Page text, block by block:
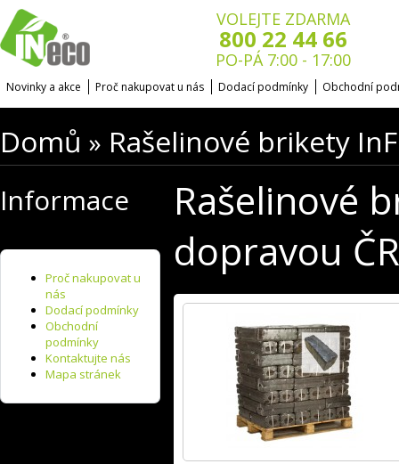
VOLEJTE ZDARMA
800 22 44 66
PO-PÁ 7:00 - 17:00
Novinky a akce Proč nakupovat u nás Dodací podmínky Obchodní
Domů » Rašelinové brikety
Informace
Proč nakupovat u
nás
Dodací podmínky
Obchodní
podmínky
Kontaktujte nás
Mapa stránek
Rašelinové
dopravou ČR